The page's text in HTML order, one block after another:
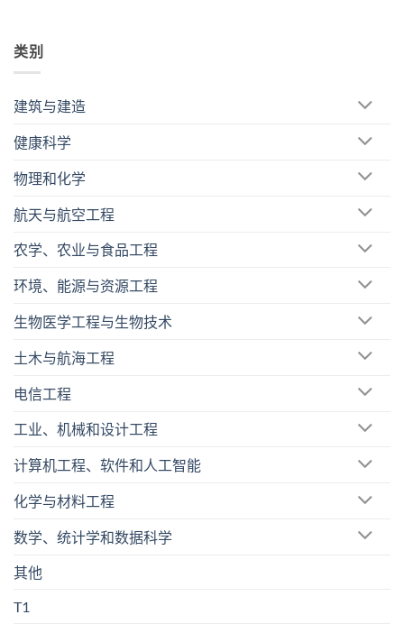
类别
建筑与建造
健康科学
物理和化学
航天与航空工程
农学、农业与食品工程
环境、能源与资源工程
生物医学工程与生物技术
土木与航海工程
电信工程
工业、机械和设计工程
计算机工程、软件和人工智能
化学与材料工程
数学、统计学和数据科学
其他
T1